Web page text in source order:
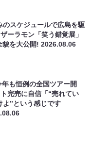
のスケジュールで広島を駆
ーラモン「笑う錯覚展」
貌を大公開!2026.08.06
も恒例の全国ツアー開
完売に自信「“売れてい
よ”という感じです